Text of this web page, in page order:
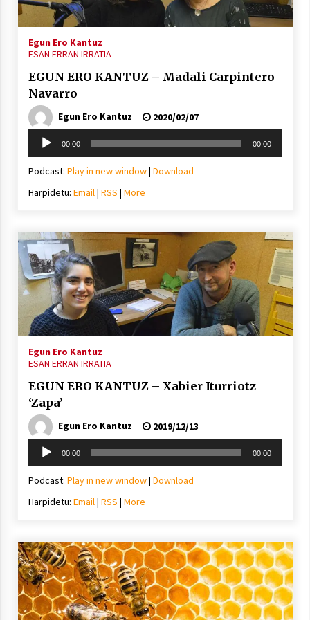
Telebistaren eskutik
2021/06/30
Egun Ero Kantuz
ESAN ERRAN IRRATIA
EGUN ERO KANTUZ – Madali Carpintero
Navarro
Egun Ero Kantuz
2020/02/07
Soinu
erreproduzigailua
00:00 00:00
Podcast: Play in new window| Download
Harpidetu: Email| RSS | More
Egun Ero Kantuz
ESAN ERRAN IRRATIA
EGUN ERO KANTUZ – Xabier Iturriotz
‘Zapa’
Egun Ero Kantuz
2019/12/13
Soinu
erreproduzigailua
00:00 00:00
Podcast: Play in new window| Download
Harpidetu: Email| RSS | More